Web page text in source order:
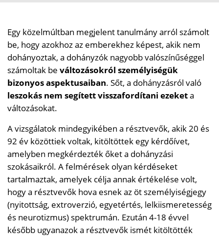
Egy közelmúltban megjelent tanulmány arról számolt
be, hogy azokhoz az emberekhez képest, akik nem
dohányoztak, a dohányzók nagyobb valószínűséggel
számoltak be változásokról személyiségük
bizonyos aspektusaiban. Sőt, a dohányzásról való
leszokás nem segített visszafordítani ezeketa
változásokat.
A vizsgálatok mindegyikében a résztvevők, akik 20 és
92 év közöttiek voltak, kitöltöttek egy kérdőívet,
amelyben megkérdezték őket a dohányzási
szokásaikról. A felmérések olyan kérdéseket
tartalmaztak, amelyek célja annak értékelése volt,
hogy a résztvevők hova esnek az öt személyiségjegy
(nyitottság, extroverzió, egyetértés, lelkiismeretesség
és neurotizmus) spektrumán. Ezután 4-18 évvel
később ugyanazok a résztvevők ismét kitöltötték